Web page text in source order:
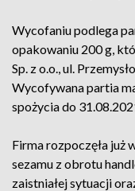
Wycofaniu podlega
opakowaniu 200 g,
Sp. z o.o., ul.
Wycofywana partia
spożycia do
Firma rozpoczęła
sezamu z obrotu
zaistniałej sytuacji